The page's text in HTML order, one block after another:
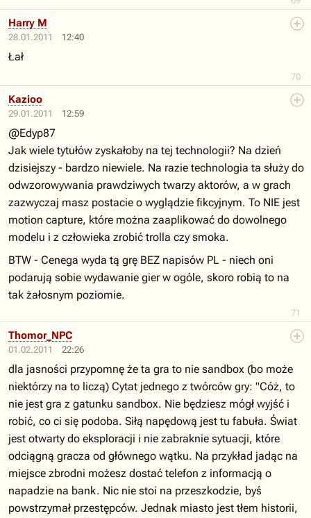
28.01.2011 12:40
70
Harry M
Łał
29.01.2011 12:59
71
Kazioo
@Edyp87
Jak wiele tytułów zyskałoby na tej technologii? Na dzień
dzisiejszy - bardzo niewiele. Na razie technologia ta służy do
odwzorowywania prawdziwych twarzy aktorów, a w grach
zazwyczaj masz postacie o wyglądzie fikcyjnym. To NIE jest
motion capture, które można zaaplikować do dowolnego
modelu i z człowieka zrobić trolla czy smoka.
BTW - Cenega wyda tą grę BEZ napisów PL - niech oni
podarują sobie wydawanie gier w ogóle, skoro robią to na
tak żałosnym poziomie.
01.02.2011 22:26
Thomor_NPC
dla jasności przypomnę że ta gra to nie sandbox (bo może
niektórzy na to liczą) Cytat jednego z twórców gry: "Cóż, to
nie jest gra z gatunku sandbox. Nie będziesz mógł wyjść i
robić, co ci się podoba. Siłą napędową jest tu fabuła. Świat
jest otwarty do eksploracji i nie zabraknie sytuacji, które
odciągną gracza od głównego wątku. Na przykład jadąc na
miejsce zbrodni możesz dostać telefon z informacją o
napadzie na bank. Nic nie stoi na przeszkodzie, byś
powstrzymał przestępców. Jednak miasto jest tłem historii,